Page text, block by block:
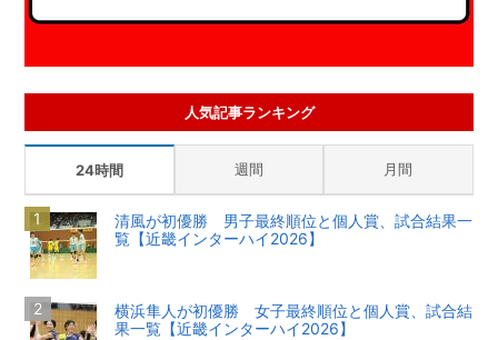
人気記事ランキング
24時間 週間 月間
清風が初優勝 男子最終順位と個人賞、試合結果一
覧【近畿インターハイ2026】
横浜隼人が初優勝 女子最終順位と個人賞、試合結
果一覧【近畿インターハイ2026】